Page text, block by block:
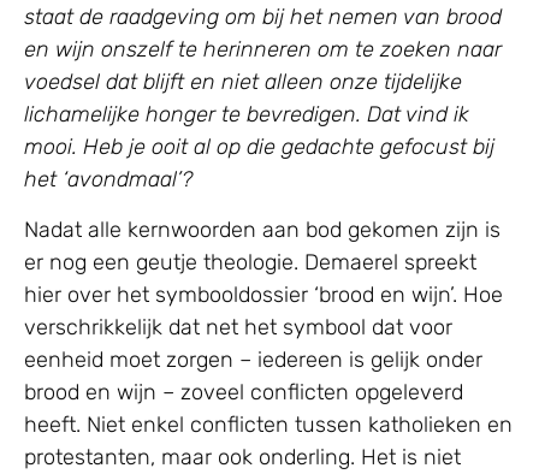
staat de raadgeving om bij het nemen van brood
en wijn onszelf te herinneren om te zoeken naar
voedsel dat blijft en niet alleen onze tijdelijke
lichamelijke honger te bevredigen. Dat vind ik
mooi. Heb je ooit al op die gedachte gefocust bij
het ‘avondmaal’?
Nadat alle kernwoorden aan bod gekomen zijn is
er nog een geutje theologie. Demaerel spreekt
hier over het symbooldossier ‘brood en wijn’. Hoe
verschrikkelijk dat net het symbool dat voor
eenheid moet zorgen – iedereen is gelijk onder
brood en wijn – zoveel conflicten opgeleverd
heeft. Niet enkel conflicten tussen katholieken en
protestanten, maar ook onderling. Het is niet